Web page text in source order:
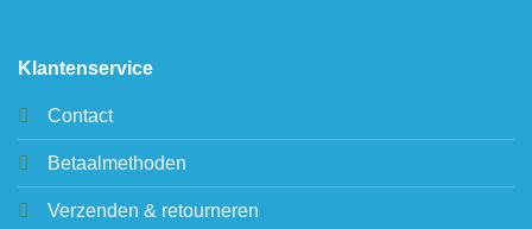
Klantenservice
Contact
Betaalmethoden
Verzenden & retourneren